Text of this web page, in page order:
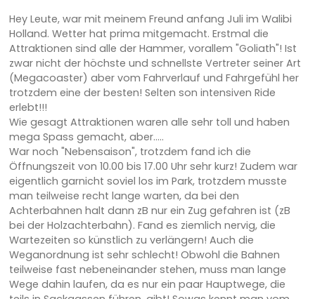
Hey Leute, war mit meinem Freund anfang Juli im Walibi
Holland. Wetter hat prima mitgemacht. Erstmal die
Attraktionen sind alle der Hammer, vorallem "Goliath"! Ist
zwar nicht der höchste und schnellste Vertreter seiner Art
(Megacoaster) aber vom Fahrverlauf und Fahrgefühl her
trotzdem eine der besten! Selten son intensiven Ride
erlebt!!!
Wie gesagt Attraktionen waren alle sehr toll und haben
mega Spass gemacht, aber.....
War noch "Nebensaison", trotzdem fand ich die
Öffnungszeit von 10.00 bis 17.00 Uhr sehr kurz! Zudem war
eigentlich garnicht soviel los im Park, trotzdem musste
man teilweise recht lange warten, da bei den
Achterbahnen halt dann zB nur ein Zug gefahren ist (zB
bei der Holzachterbahn). Fand es ziemlich nervig, die
Wartezeiten so künstlich zu verlängern! Auch die
Weganordnung ist sehr schlecht! Obwohl die Bahnen
teilweise fast nebeneinander stehen, muss man lange
Wege dahin laufen, da es nur ein paar Hauptwege, die